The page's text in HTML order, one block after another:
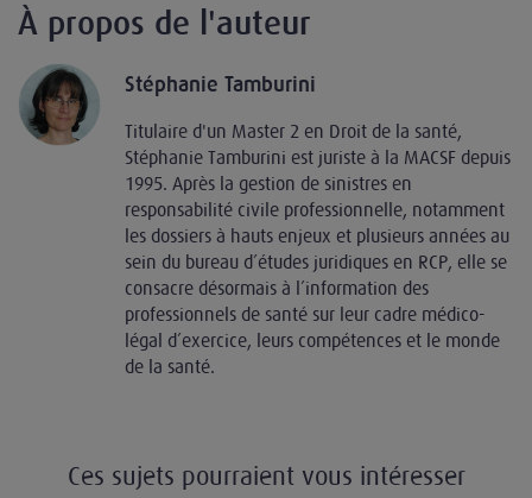
À propos de l'auteur
Stéphanie Tamburini
Titulaire d'un Master 2 en Droit de la santé,
Stéphanie Tamburini est juriste à la MACSF depuis
1995. Après la gestion de sinistres en
responsabilité civile professionnelle, notamment
les dossiers à hauts enjeux et plusieurs années au
sein du bureau d’études juridiques en RCP, elle se
consacre désormais à l’information des
professionnels de santé sur leur cadre médico-
légal d’exercice, leurs compétences et le monde
de la santé.
Ces sujets pourraient vous intéresser